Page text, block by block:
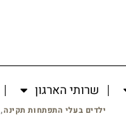
שרותי הארגון
ילדים בעלי התפתחות תקינה,